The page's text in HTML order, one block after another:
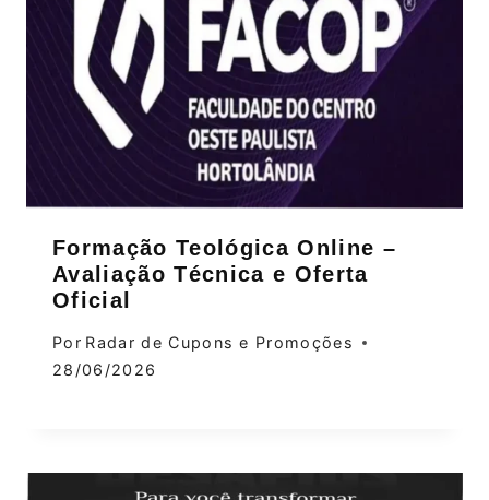
Formação Teológica Online –
Avaliação Técnica e Oferta
Oficial
Por Radar de Cupons e Promoções
28/06/2026